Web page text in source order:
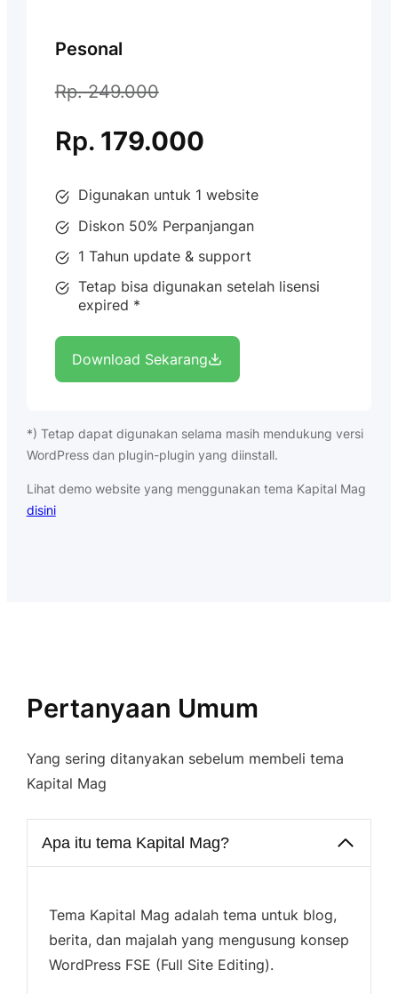
Pesonal
Rp. 249.000
Rp. 179.000
Digunakan untuk 1 website
Diskon 50% Perpanjangan
1 Tahun update & support
Tetap bisa digunakan setelah lisensi
expired *
Download Sekarang
*) Tetap dapat digunakan selama masih mendukung versi
WordPress dan plugin-plugin yang diinstall.
Lihat demo website yang menggunakan tema Kapital Mag
disini
Pertanyaan Umum
Yang sering ditanyakan sebelum membeli tema
Kapital Mag
Apa itu tema Kapital Mag?
Tema Kapital Mag adalah tema untuk blog,
berita, dan majalah yang mengusung konsep
WordPress FSE (Full Site Editing).